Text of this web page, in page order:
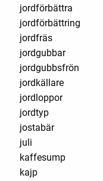
jordförbättra
jordförbättring
jordfräs
jordgubbar
jordgubbsfrön
jordkällare
jordloppor
jordtyp
jostabär
juli
kaffesump
kajp